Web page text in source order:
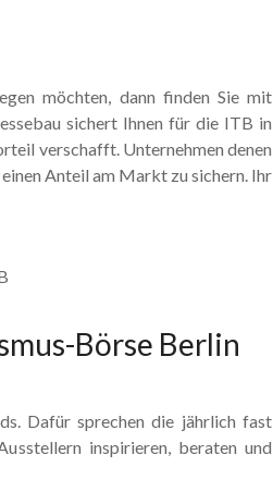
möchten, dann finden Sie mit
sichert Ihnen für die ITB in
verschafft. Unternehmen denen
Anteil am Markt zu sichern. Ihr
Börse Berlin
Dafür sprechen die jährlich fast
inspirieren, beraten und